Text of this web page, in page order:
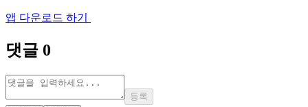
앱 다운로드 하기
댓글 0
등록